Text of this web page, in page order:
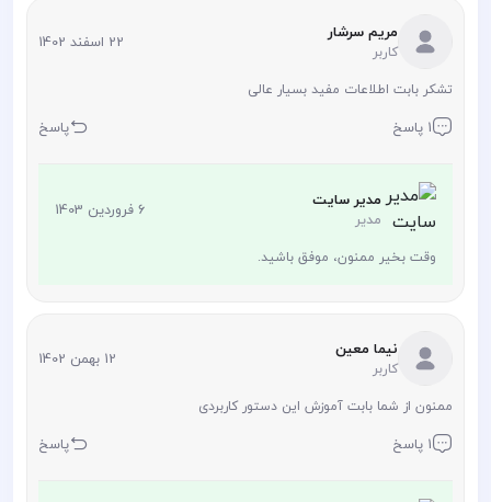
مریم سرشار
کاربر 22 اسفند 1402
تشکر بابت اطلاعات مفید بسیار عالی
1 پاسخ پاسخ
مدیر سایت
مدیر 6 فروردین 1403
وقت بخیر ممنون، موفق باشید.
نیما معین
کاربر 12 بهمن 1402
ممنون از شما بابت آموزش این دستور کاربردی
1 پاسخ پاسخ